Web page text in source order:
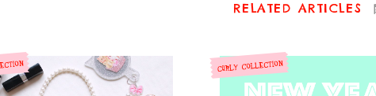
RELATED ARTICLES